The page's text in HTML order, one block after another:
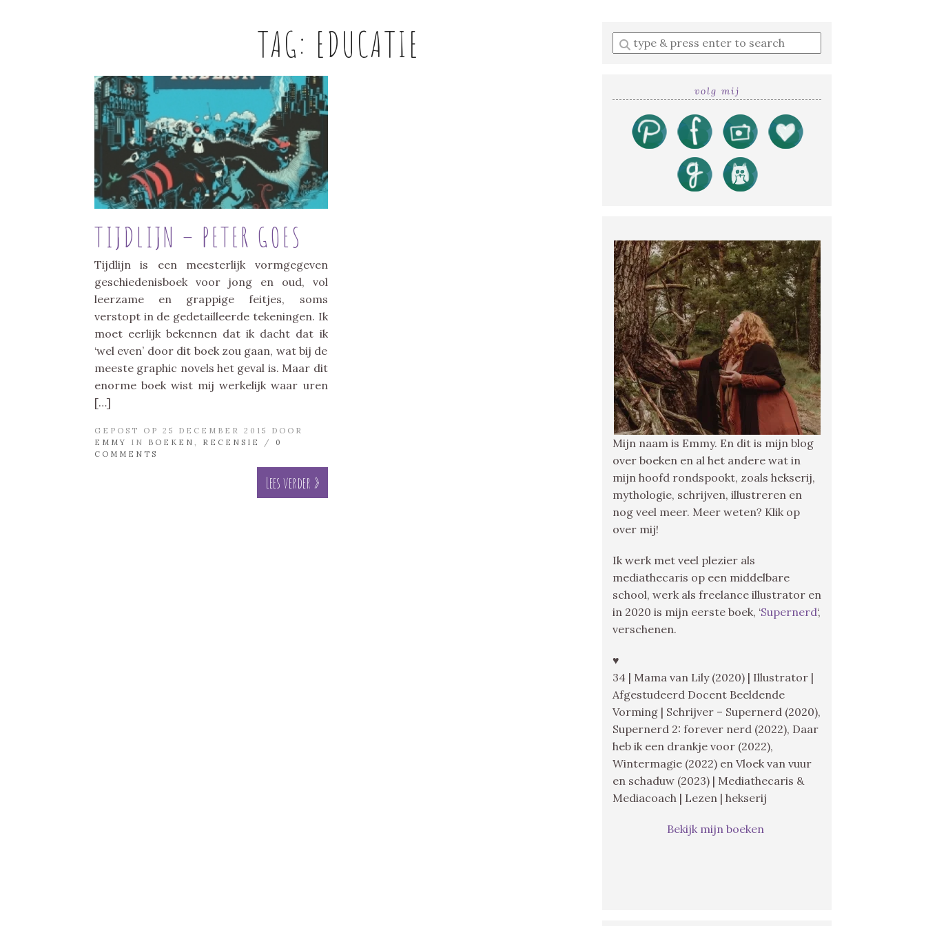
TAG: EDUCATIE
TIJDLIJN – PETER GOES
Tijdlijn is een meesterlijk vormgegeven
geschiedenisboek voor jong en oud, vol
leerzame en grappige feitjes, soms
verstopt in de gedetailleerde tekeningen. Ik
moet eerlijk bekennen dat ik dacht dat ik
‘wel even’ door dit boek zou gaan, wat bij de
meeste graphic novels het geval is. Maar dit
enorme boek wist mij werkelijk waar uren
[…]
GEPOST OP 25 DECEMBER 2015 DOOR
EMMY
IN BOEKEN , RECENSIE / 0
COMMENTS
Lees verder »
Enter
a
volg mij
Mijn naam is Emmy. En dit is mijn blog
over boeken en al het andere wat in
mijn hoofd rondspookt, zoals hekserij,
mythologie, schrijven, illustreren en
nog veel meer. Meer weten? Klik op
over mij!
Ik werk met veel plezier als
mediathecaris op een middelbare
school, werk als freelance illustrator en
in 2020 is mijn eerste boek, ‘Supernerd‘,
verschenen.
♥
34 | Mama van Lily (2020) | Illustrator |
Afgestudeerd Docent Beeldende
Vorming | Schrijver – Supernerd (2020),
Supernerd 2: forever nerd (2022), Daar
heb ik een drankje voor (2022),
Wintermagie (2022) en Vloek van vuur
en schaduw (2023) | Mediathecaris &
Mediacoach | Lezen | hekserij
Bekijk mijn boeken